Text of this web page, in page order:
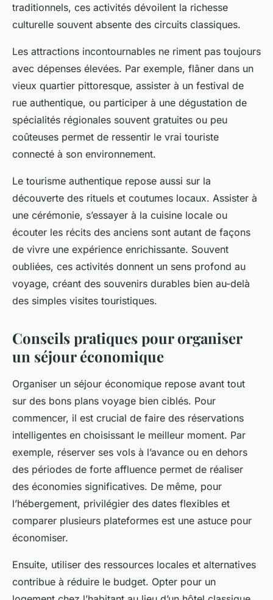
traditionnels, ces activités dévoilent la richesse
culturelle souvent absente des circuits classiques.
Les attractions incontournables ne riment pas toujours
avec dépenses élevées. Par exemple, flâner dans un
vieux quartier pittoresque, assister à un festival de
rue authentique, ou participer à une dégustation de
spécialités régionales souvent gratuites ou peu
coûteuses permet de ressentir le vrai touriste
connecté à son environnement.
Le tourisme authentique repose aussi sur la
découverte des rituels et coutumes locaux. Assister à
une cérémonie, s’essayer à la cuisine locale ou
écouter les récits des anciens sont autant de façons
de vivre une expérience enrichissante. Souvent
oubliées, ces activités donnent un sens profond au
voyage, créant des souvenirs durables bien au-delà
des simples visites touristiques.
Conseils pratiques pour organiser
un séjour économique
Organiser un séjour économique repose avant tout
sur des bons plans voyage bien ciblés. Pour
commencer, il est crucial de faire des réservations
intelligentes en choisissant le meilleur moment. Par
exemple, réserver ses vols à l’avance ou en dehors
des périodes de forte affluence permet de réaliser
des économies significatives. De même, pour
l’hébergement, privilégier des dates flexibles et
comparer plusieurs plateformes est une astuce pour
économiser.
Ensuite, utiliser des ressources locales et alternatives
contribue à réduire le budget. Opter pour un